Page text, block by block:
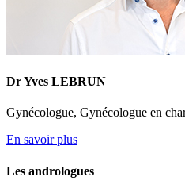
Dr Yves LEBRUN
Gynécologue, Gynécologue en
En savoir plus
Les andrologues